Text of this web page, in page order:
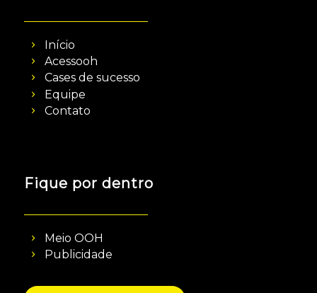
Início
Acessooh
Cases de sucesso
Equipe
Contato
Fique por dentro
Meio OOH
Publicidade